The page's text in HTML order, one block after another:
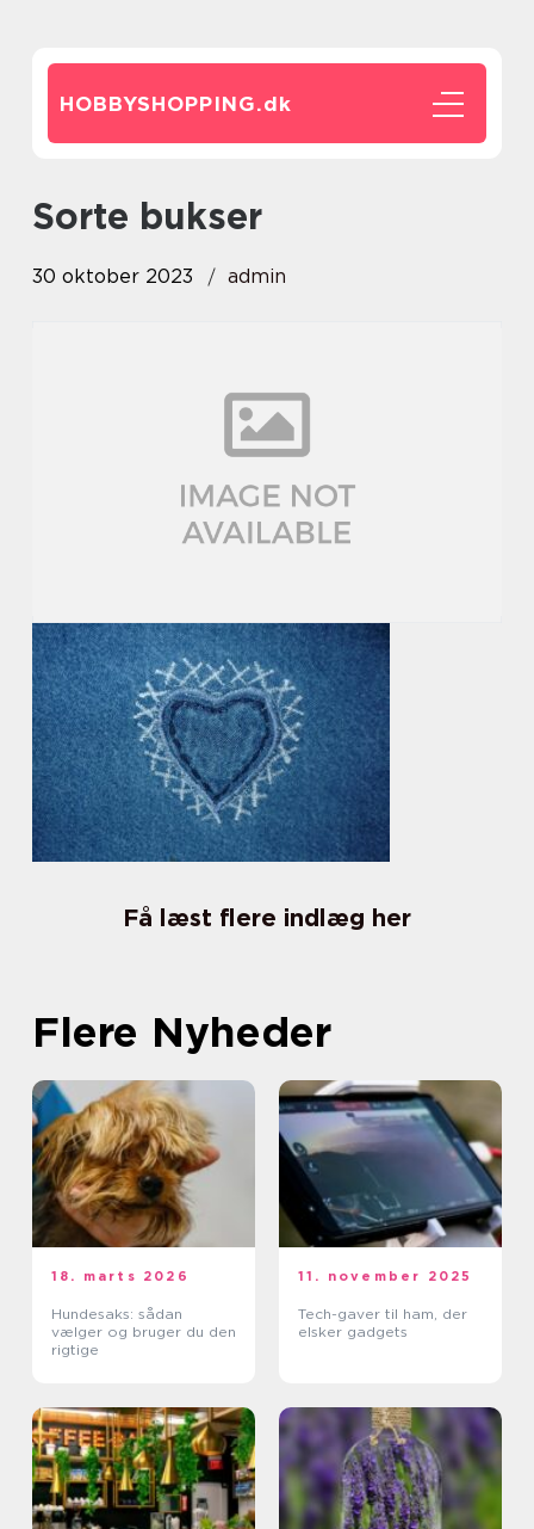
HOBBYSHOPPING.dk
sorte bukser
30 oktober 2023 admin
Få læst flere indlæg her
Flere Nyheder
18. marts 2026
Hundesaks: sådan
vælger og bruger du den
rigtige
11. november 2025
Tech-gaver til ham, der
elsker gadgets